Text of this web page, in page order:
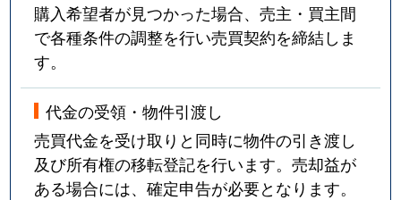
購入希望者が見つかった場合、売主・買主間
で各種条件の調整を行い売買契約を締結しま
す。
代金の受領・物件引渡し
売買代金を受け取りと同時に物件の引き渡し
及び所有権の移転登記を行います。売却益が
ある場合には、確定申告が必要となります。